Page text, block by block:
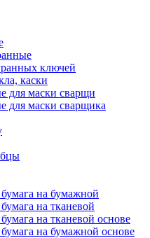
ключей
каски
для маски сварщи
для маски сварщика
на бумажной
на тканевой
на тканевой основе
на бумажной основе